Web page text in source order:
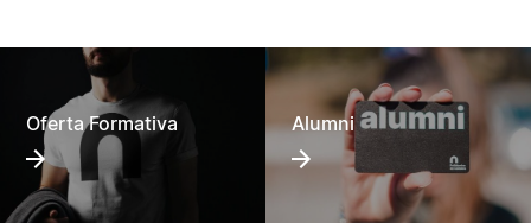
Oferta Formativa Alumni